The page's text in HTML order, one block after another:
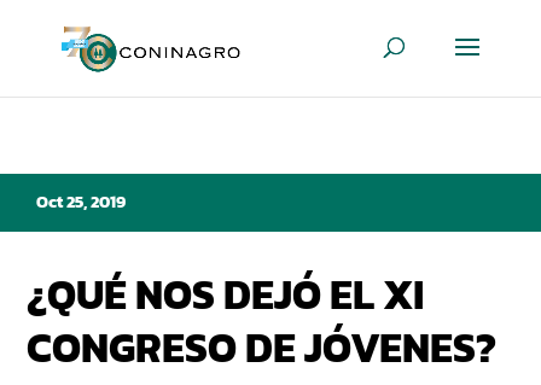
Oct 25, 2019
¿QUÉ NOS DEJÓ EL XI
CONGRESO DE JÓVENES?